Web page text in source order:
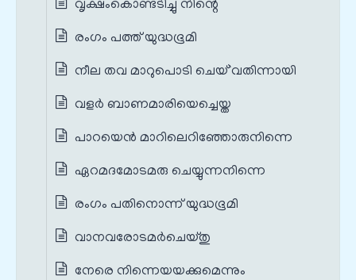
വൃക്ഷംകൊണ്ടടിച്ചു നിന്റെ
രംഗം പത്ത് യുദ്ധഭൂമി
നീല തവ മാറുപൊടി ചെയ്`വതിന്നായി
വളർ ബാണമാരിയെച്ചെയ്ത
പാറയെന്‍ മാറിലെറിഞ്ഞോരുനിന്നെ
ഏറമദമോടമരു ചെയ്യുന്നനിന്നെ
രംഗം പതിനൊന്ന് യുദ്ധഭൂമി
വാനവരോടമര്‍ചെയ്തു
നേരെ നിന്നെയയക്കുമെന്നും